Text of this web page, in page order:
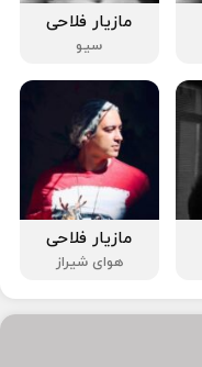
مازیار فلاحی
سیو
مازیار فلاحی
هوای شیراز